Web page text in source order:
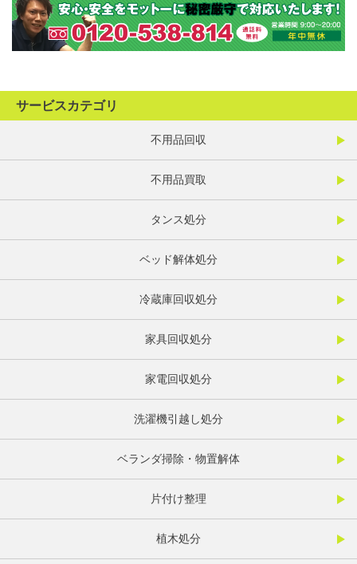
サービスカテゴリ
不用品回収
不用品買取
タンス処分
ベッド解体処分
冷蔵庫回収処分
家具回収処分
家電回収処分
洗濯機引越し処分
ベランダ掃除・物置解体
片付け整理
植木処分